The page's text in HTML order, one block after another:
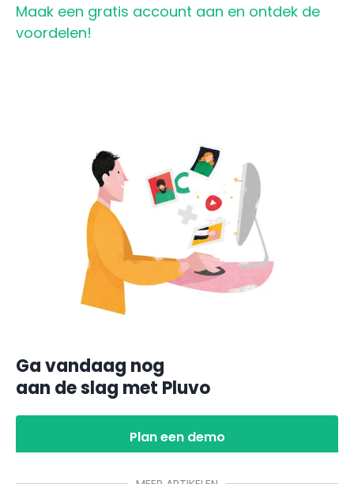
Maak een gratis account aan en ontdek de
voordelen!
Ga vandaag nog
aan de slag met Pluvo
Plan een demo